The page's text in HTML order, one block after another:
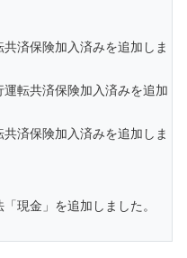
済保険加入済みを追加しま
運転共済保険加入済みを追加
済保険加入済みを追加しま
現金」を追加しました。